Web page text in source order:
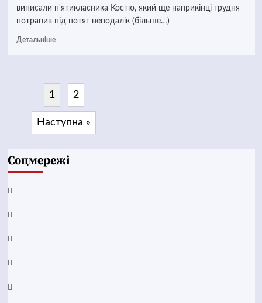
виписали п'ятикласника Костю, який ще наприкінці грудня
потрапив під потяг неподалік (більше…)
Детальніше
1 2
Наступна »
Соцмережі
Facebook
YouTube
Telegram
Instagram
Twitter